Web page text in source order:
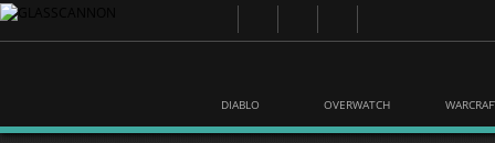
DIABLO OVERWATCH